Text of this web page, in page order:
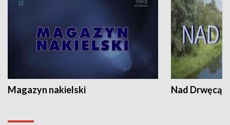
Magazyn nakielski Nad Drwęcą